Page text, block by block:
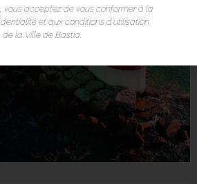
vous acceptez de vous conformer à la
et aux conditions d’utilisation
de la Ville de Bastia.